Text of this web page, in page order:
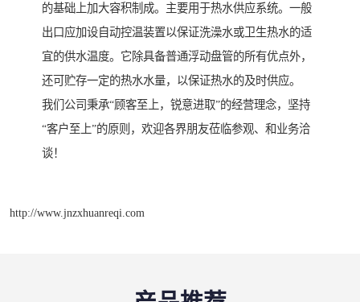
的基础上加大容积制成。主要用于热水供应系统。一般
出口应加设自动控温装置以保证洗澡水或卫生热水的适
宜的供水温度。它除具备普通浮动盘管的所有优点外，
还可贮存一定的热水水量，以保证热水的及时供应。
我们公司秉承“顾客至上，锐意进取”的经营理念，坚持
“客户至上”的原则，欢迎各界朋友莅临参观、和业务洽
谈！
http://www.jnzxhuanreqi.com